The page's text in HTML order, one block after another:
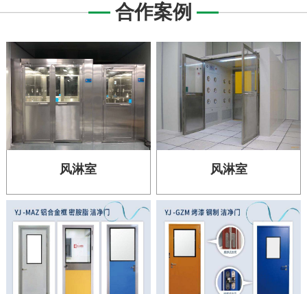
合作案例
风淋室 风淋室